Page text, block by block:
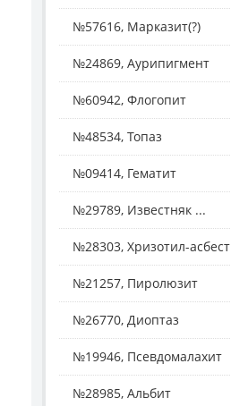
№57616, Марказит(?)
№24869, Аурипигмент
№60942, Флогопит
№48534, Топаз
№09414, Гематит
№29789, Известняк ...
№28303, Хризотил-асбест
№21257, Пиролюзит
№26770, Диоптаз
№19946, Псевдомалахит
№28985, Альбит